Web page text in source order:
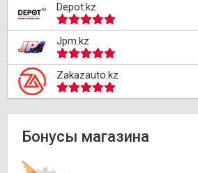
Depot.kz
Jpm.kz
Zakazauto.kz
Бонусы магазина